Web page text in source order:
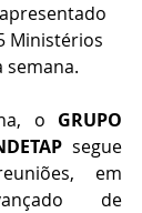
Ministérios
semana.
o GRUPO
segue
em
de